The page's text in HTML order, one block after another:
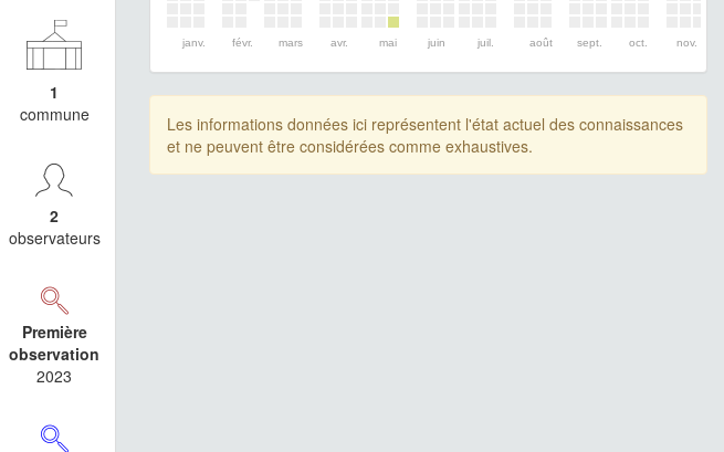
1
commune
2
observateurs
Première
observation
2023
janv. févr. mars avr. mai juin juil. août sept. oct. nov.
Les informations données ici représentent l'état actuel des connaissances
et ne peuvent être considérées comme exhaustives.